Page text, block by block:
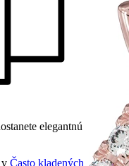
elegantnú
v Často kladených